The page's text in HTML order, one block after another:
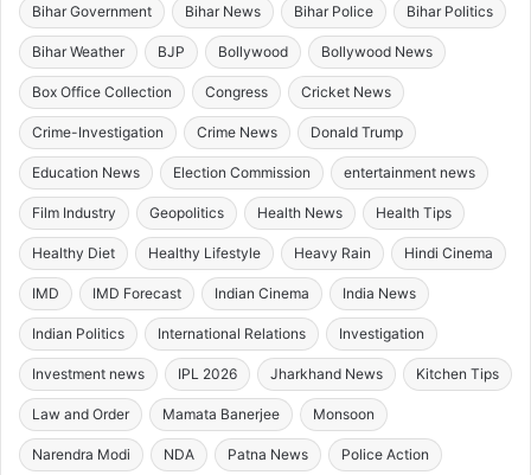
Bihar Government Bihar News Bihar Police Bihar Politics
Bihar Weather BJP Bollywood Bollywood News
Box Office Collection Congress Cricket News
Crime-Investigation Crime News Donald Trump
Education News Election Commission entertainment news
Film Industry Geopolitics Health News Health Tips
Healthy Diet Healthy Lifestyle Heavy Rain Hindi Cinema
IMD IMD Forecast Indian Cinema India News
Indian Politics International Relations Investigation
Investment news IPL 2026 Jharkhand News Kitchen Tips
Law and Order Mamata Banerjee Monsoon
Narendra Modi NDA Patna News Police Action